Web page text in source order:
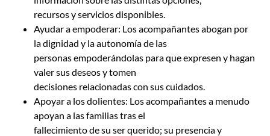
recursos y servicios disponibles.
Ayudar a empoderar: Los acompañantes abogan por
la dignidad y la autonomía de las
personas empoderándolas para que expresen y hagan
valer sus deseos y tomen
decisiones relacionadas con sus cuidados.
Apoyar a los dolientes: Los acompañantes a menudo
apoyan a las familias tras el
fallecimiento de su ser querido; su presencia y